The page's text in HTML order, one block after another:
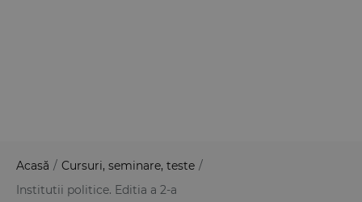
Acasă / Cursuri, seminare, teste /
Institutii politice. Editia a 2-a